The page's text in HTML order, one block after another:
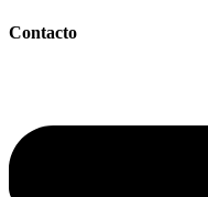
Contacto